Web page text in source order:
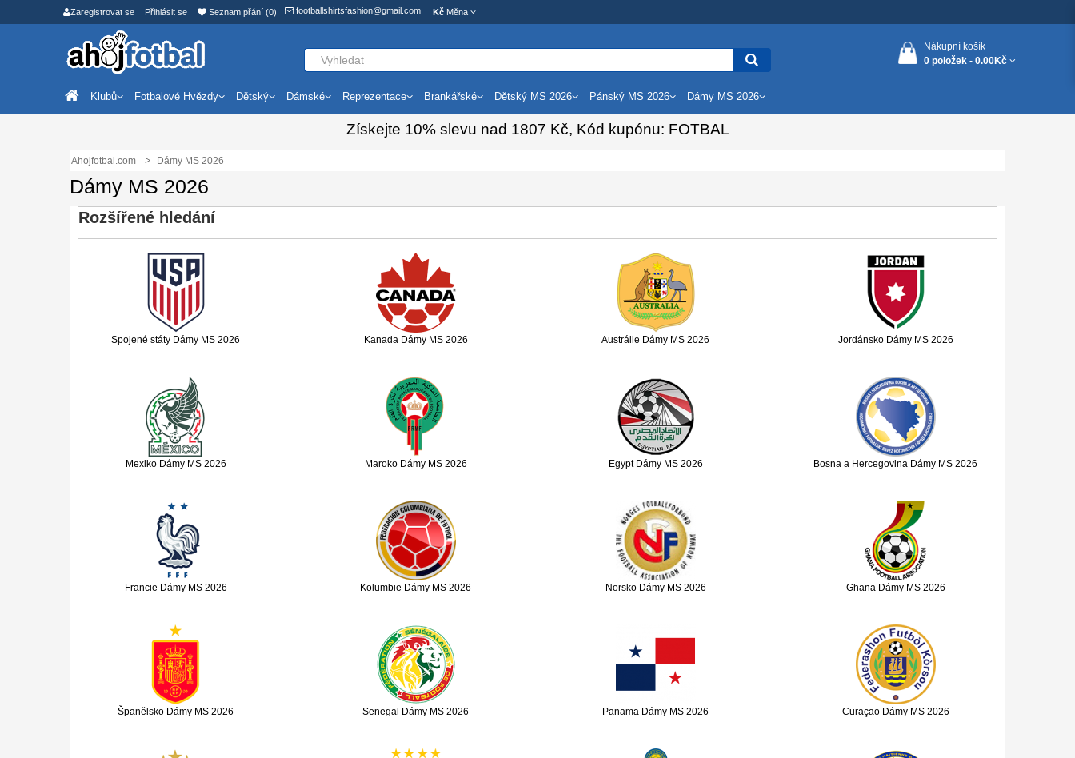
Zaregistrovat se Přihlásit se Seznam přání (0) footballshirtsfashion@gmail.com Kč Měna
Nákupní košík
0 položek - 0.00Kč
Klubů Fotbalové Hvězdy Dětský Dámské Reprezentace Brankářské Dětský MS 2026 Pánský MS 2026 Dámy MS 2026
Získejte 10%slevu nad 1807 Kč, Kód kupónu: FOTBAL
Ahojfotbal.com Dámy MS 2026
Dámy MS 2026
Rozšířené hledání
Spojené státy Dámy MS 2026
Mexiko Dámy MS 2026
Francie Dámy MS 2026
Španělsko Dámy MS 2026
Kanada Dámy MS 2026
Maroko Dámy MS 2026
Kolumbie Dámy MS 2026
Senegal Dámy MS 2026
Austrálie Dámy MS 2026
Egypt Dámy MS 2026
Norsko Dámy MS 2026
Panama Dámy MS 2026
Jordánsko Dámy MS 2026
Bosna a Hercegovina Dámy MS 2026
Ghana Dámy MS 2026
Curaçao Dámy MS 2026